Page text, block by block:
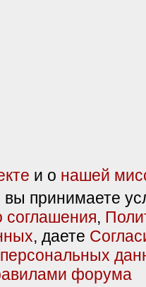
и о нашей
принимаете
соглашения,
, даете
форума